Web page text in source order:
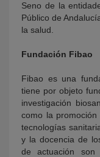
Seno de la
Público de
la salud.
Fundación Fibao
Fibao es una
tiene por objeto
investigación
como la
tecnologías
y la docencia de
de actuación